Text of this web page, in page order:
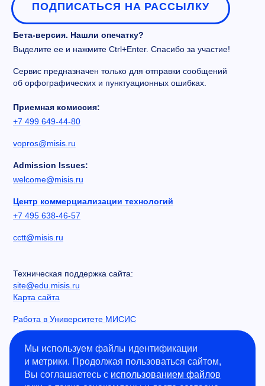
ПОДПИСАТЬСЯ НА РАССЫЛКУ
Бета-версия. Нашли опечатку?
Выделите ее и нажмите Ctrl+Enter. Спасибо за участие!
Сервис предназначен только для отправки сообщений
об орфографических и пунктуационных ошибках.
Приемная комиссия:
+7 499 649-44-80
vopros@misis.ru
Admission Issues:
welcome@misis.ru
Центр коммерциализации технологий
+7 495 638-46-57
cctt@misis.ru
Техническая поддержка сайта:
site@edu.misis.ru
Карта сайта
Работа в Университете МИСИС
Сведения об образовательной организации
Информация о закупках
Противодействие коррупции
Мы используем файлы идентификации
и метрики. Продолжая пользоваться сайтом,
Вы соглашаетесь с использованием файлов